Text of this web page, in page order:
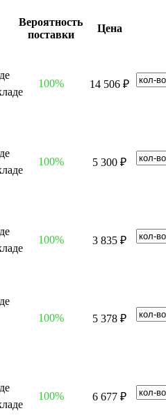
Вероятность
поставки
Цена
100% 14 506 ₽
100% 5 300 ₽
100% 3 835 ₽
100% 5 378 ₽
100% 6 677 ₽